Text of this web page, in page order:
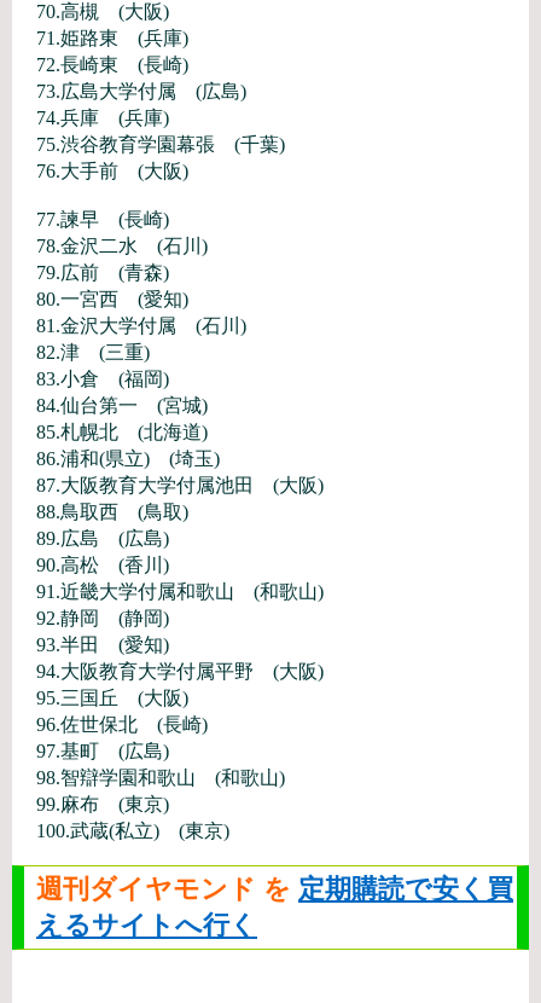
70.高槻 (大阪)
71.姫路東 (兵庫)
72.長崎東 (長崎)
73.広島大学付属 (広島)
74.兵庫 (兵庫)
75.渋谷教育学園幕張 (千葉)
76.大手前 (大阪)
77.諫早 (長崎)
78.金沢二水 (石川)
79.広前 (青森)
80.一宮西 (愛知)
81.金沢大学付属 (石川)
82.津 (三重)
83.小倉 (福岡)
84.仙台第一 (宮城)
85.札幌北 (北海道)
86.浦和(県立) (埼玉)
87.大阪教育大学付属池田 (大阪)
88.鳥取西 (鳥取)
89.広島 (広島)
90.高松 (香川)
91.近畿大学付属和歌山 (和歌山)
92.静岡 (静岡)
93.半田 (愛知)
94.大阪教育大学付属平野 (大阪)
95.三国丘 (大阪)
96.佐世保北 (長崎)
97.基町 (広島)
98.智辯学園和歌山 (和歌山)
99.麻布 (東京)
100.武蔵(私立) (東京)
週刊ダイヤモンド を 定期購読で安く買
えるサイトへ行く